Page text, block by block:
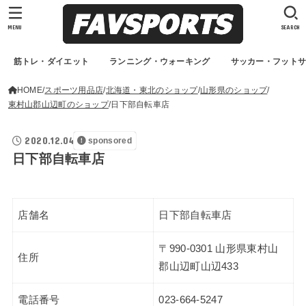
筋トレ・ダイエット ランニング・ウォーキング サッカー・フット
SEARCH
MENU
HOME スポーツ用品店 北海道・東北のショップ 山形県のショップ
東村山郡山辺町のショップ 日下部自転車店
2020.12.04 sponsored
日下部自転車店
店舗名 日下部自転車店
住所
〒990-0301 山形県東村山
郡山辺町山辺433
電話番号 023-664-5247